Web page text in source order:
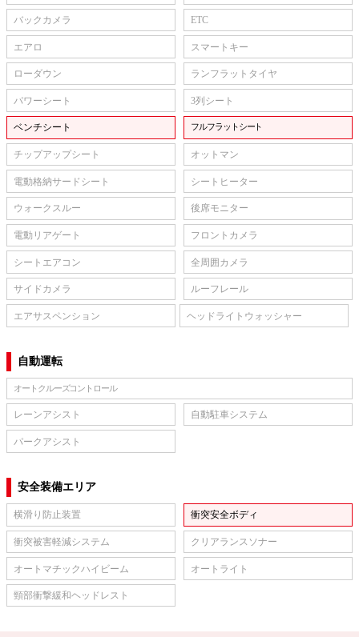
バックカメラ ETC
エアロ スマートキー
ローダウン ランフラットタイヤ
パワーシート 3列シート
ベンチシート フルフラットシート
チップアップシート オットマン
電動格納サードシート シートヒーター
ウォークスルー 後席モニター
電動リアゲート フロントカメラ
シートエアコン 全周囲カメラ
サイドカメラ ルーフレール
エアサスペンション ヘッドライトウォッシャー
自動運転
オートクルーズコントロール
レーンアシスト 自動駐車システム
パークアシスト
安全装備エリア
横滑り防止装置 衝突安全ボディ
衝突被害軽減システム クリアランスソナー
オートマチックハイビーム オートライト
頸部衝撃緩和ヘッドレスト